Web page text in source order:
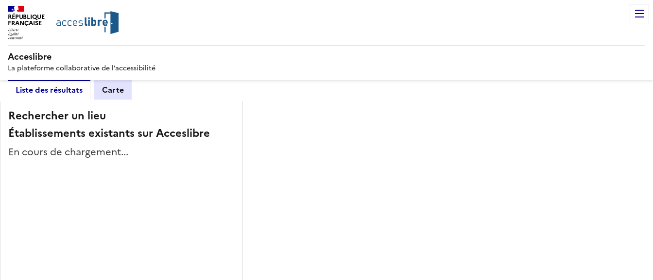
RÉPUBLIQUE
FRANÇAISE
Acceslibre
La plateforme collaborative de l’accessibilité
Liste des résultats Carte
Rechercher un lieu
Établissements existants sur Acceslibre
En cours de chargement...